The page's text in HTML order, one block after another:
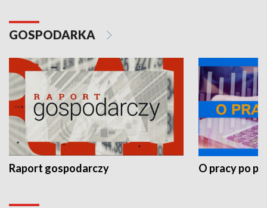
GOSPODARKA
Raport gospodarczy O pracy po